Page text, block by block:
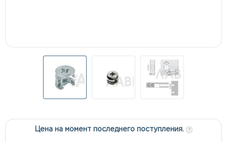
Цена на момент последнего поступления.